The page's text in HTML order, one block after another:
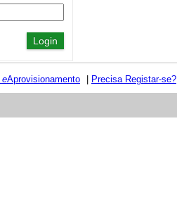
eAprovisionamento Precisa Registar-se?